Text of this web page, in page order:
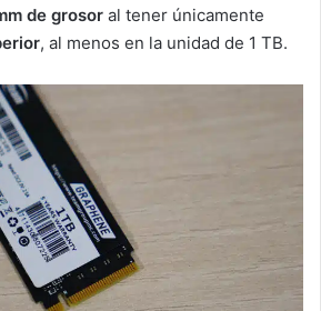
de grosor al tener únicamente
, al menos en la unidad de 1 TB.